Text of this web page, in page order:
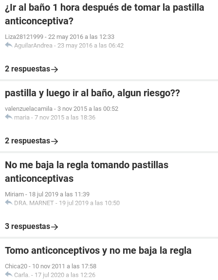
¿Ir al baño 1 hora después de tomar la pastilla
anticonceptiva?
Liza28121999 - 22 may 2016 a las 12:33
AguilarAndrea - 23 may 2016 a las 06:42
2 respuestas
pastilla y luego ir al baño, algun riesgo??
valenzuelacamila - 3 nov 2015 a las 00:52
maria - 7 nov 2015 a las 18:36
2 respuestas
No me baja la regla tomando pastillas
anticonceptivas
Miriam - 18 jul 2019 a las 11:39
DRA. MARNET - 19 jul 2019 a las 10:50
3 respuestas
Tomo anticonceptivos y no me baja la regla
Chica20 - 10 nov 2011 a las 17:58
Carla. - 17 jul 2020 a las 12:26